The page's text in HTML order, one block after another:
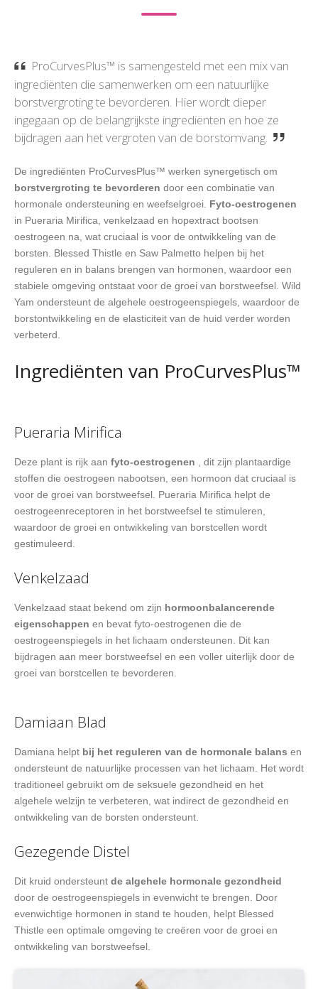
ProCurvesPlus™ is samengesteld met een mix van
ingrediënten die samenwerken om een natuurlijke
borstvergroting te bevorderen. Hier wordt dieper
ingegaan op de belangrijkste ingrediënten en hoe ze
bijdragen aan het vergroten van de borstomvang.
De ingrediënten ProCurvesPlus™ werken synergetisch om
borstvergroting te bevorderen door een combinatie van
hormonale ondersteuning en weefselgroei. Fyto-oestrogenen
in Pueraria Mirifica, venkelzaad en hopextract bootsen
oestrogeen na, wat cruciaal is voor de ontwikkeling van de
borsten. Blessed Thistle en Saw Palmetto helpen bij het
reguleren en in balans brengen van hormonen, waardoor een
stabiele omgeving ontstaat voor de groei van borstweefsel. Wild
Yam ondersteunt de algehele oestrogeenspiegels, waardoor de
borstontwikkeling en de elasticiteit van de huid verder worden
verbeterd.
Ingrediënten van ProCurvesPlus™
Pueraria Mirifica
Deze plant is rijk aan fyto-oestrogenen , dit zijn plantaardige
stoffen die oestrogeen nabootsen, een hormoon dat cruciaal is
voor de groei van borstweefsel. Pueraria Mirifica helpt de
oestrogeenreceptoren in het borstweefsel te stimuleren,
waardoor de groei en ontwikkeling van borstcellen wordt
gestimuleerd.
Venkelzaad
Venkelzaad staat bekend om zijn hormoonbalancerende
eigenschappen en bevat fyto-oestrogenen die de
oestrogeenspiegels in het lichaam ondersteunen. Dit kan
bijdragen aan meer borstweefsel en een voller uiterlijk door de
groei van borstcellen te bevorderen.
Damiaan Blad
Damiana helpt bij het reguleren van de hormonale balans en
ondersteunt de natuurlijke processen van het lichaam. Het wordt
traditioneel gebruikt om de seksuele gezondheid en het
algehele welzijn te verbeteren, wat indirect de gezondheid en
ontwikkeling van de borsten ondersteunt.
Gezegende Distel
Dit kruid ondersteunt de algehele hormonale gezondheid
door de oestrogeenspiegels in evenwicht te brengen. Door
evenwichtige hormonen in stand te houden, helpt Blessed
Thistle een optimale omgeving te creëren voor de groei en
ontwikkeling van borstweefsel.